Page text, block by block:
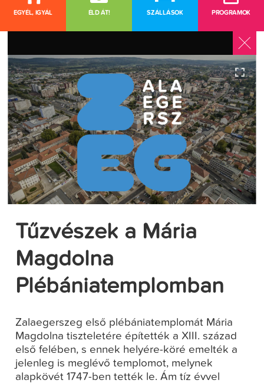
EGYÉL, IGYÁL ÉLD ÁT! SZÁLLÁSOK PROGRAMOK
Tűzvészek a Mária
Magdolna
Plébániatemplomban
Zalaegerszeg első plébániatemplomát Mária
Magdolna tiszteletére építették a XIII. század
első felében, s ennek helyére-köré emelték a
jelenleg is meglévő templomot, melynek
alapkövét 1747-ben tették le. Ám tíz évvel